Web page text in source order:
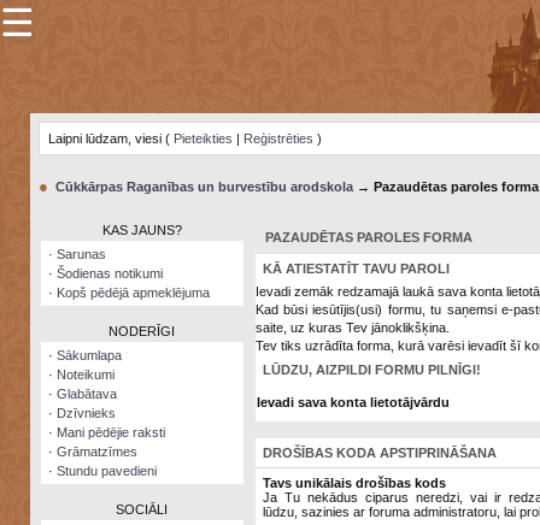
×
Šodienas
notikumi
Visatcera
almanahs
Arhīvs
☰
Laipni lūdzam, viesi ( Pieteikties | Reģistrēties )
● Cūkkārpas Raganības un burvestību arodskola→ Pazaudētas paroles forma
KAS JAUNS?
· Sarunas
· Šodienas notikumi
· Kopš pēdējā apmeklējuma
NODERĪGI
· Sākumlapa
· Noteikumi
· Glabātava
· Dzīvnieks
· Mani pēdējie raksti
· Grāmatzīmes
· Stundu pavedieni
SOCIĀLI
PAZAUDĒTAS PAROLES FORMA
KĀ ATIESTATĪT TAVU PAROLI
Ievadi zemāk redzamajā laukā sava konta
Kad būsi iesūtījis(usi) formu, tu saņemsi e-
saite, uz kuras Tev jānoklikšķina.
Tev tiks uzrādīta forma, kurā varēsi ievadīt šī
LŪDZU, AIZPILDI FORMU PILNĪGI!
Ievadi sava konta lietotājvārdu
DROŠĪBAS KODA APSTIPRINĀŠANA
Tavs unikālais drošības kods
Ja Tu nekādus ciparus neredzi, vai ir
lūdzu, sazinies ar foruma administratoru, lai